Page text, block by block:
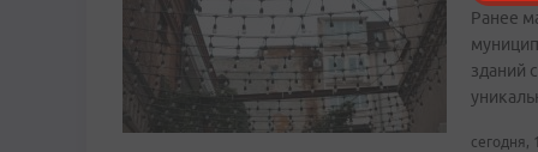
Ранее
зданий
сегодня,